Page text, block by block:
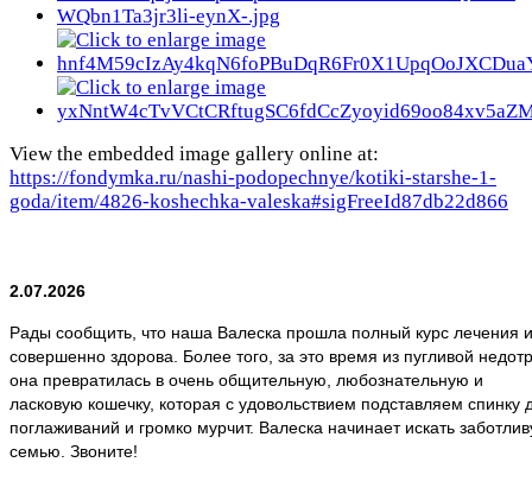
View the embedded image gallery online at:
https://fondymka.ru/nashi-podopechnye/kotiki-starshe-1-
goda/item/4826-koshechka-valeska#sigFreeId87db22d866
2.07.2026
Рады сообщить, что наша Валеска прошла полный курс лечения и
совершенно здорова. Более того, за это время из пугливой
она превратилась в очень общительную, любознательную и
ласковую кошечку, которая с удовольствием подставляем спинку
поглаживаний и громко мурчит. Валеска начинает искать
семью. Звоните!